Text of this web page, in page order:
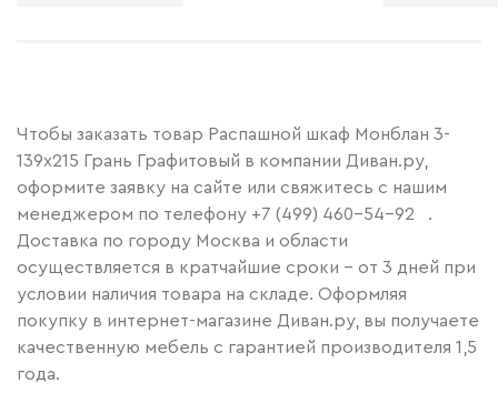
Чтобы заказать товар Распашной шкаф Монблан 3-
139x215 Грань Графитовый в компании Диван.ру,
оформите заявку на сайте или свяжитесь с нашим
менеджером по телефону +7 (499) 460-54-92
.
Доставка по городу Москва и области
осуществляется в кратчайшие сроки – от 3 дней при
условии наличия товара на складе. Оформляя
покупку в интернет-магазине Диван.ру, вы получаете
качественную мебель с гарантией производителя 1,5
года.